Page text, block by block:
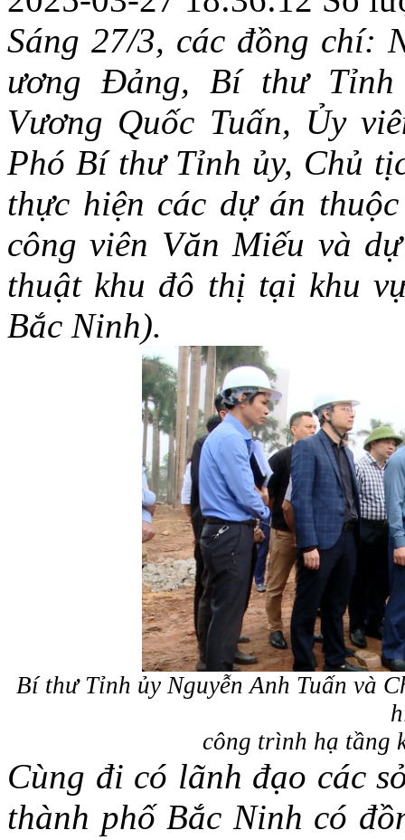
Sáng 27/3, các đồng chí:
ương Đảng, Bí thư
Vương Quốc Tuấn, Ủy
Phó Bí thư Tỉnh ủy, Chủ
thực hiện các dự án
công viên Văn Miếu và
thuật khu đô thị tại khu
Bắc Ninh).
Bí thư Tỉnh ủy Nguyễn Anh Tuấn và
công trình hạ tầng
Cùng đi có lãnh đạo các
thành phố Bắc Ninh có